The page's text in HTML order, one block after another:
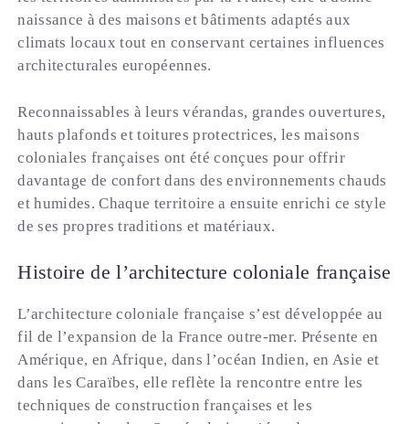
naissance à des maisons et bâtiments adaptés aux
climats locaux tout en conservant certaines influences
architecturales européennes.
Reconnaissables à leurs vérandas, grandes ouvertures,
hauts plafonds et toitures protectrices, les maisons
coloniales françaises ont été conçues pour offrir
davantage de confort dans des environnements chauds
et humides. Chaque territoire a ensuite enrichi ce style
de ses propres traditions et matériaux.
Histoire de l’architecture coloniale française
L’architecture coloniale française s’est développée au
fil de l’expansion de la France outre-mer. Présente en
Amérique, en Afrique, dans l’océan Indien, en Asie et
dans les Caraïbes, elle reflète la rencontre entre les
techniques de construction françaises et les